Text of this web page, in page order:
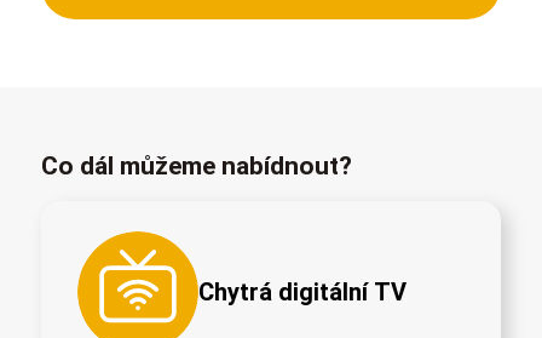
Co dál můžeme nabídnout?
Chytrá digitální TV